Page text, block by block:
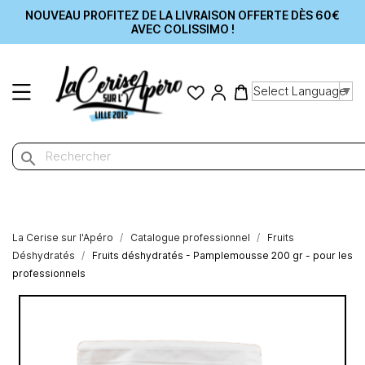
NOUVEAU PROFITEZ DE LA LIVRAISON OFFERTE DÈS 60€
AVEC COLISSIMO !
Select Language▼
search
La Cerise sur l'Apéro Catalogue professionnel
Fruits
Déshydratés
Fruits déshydratés - Pamplemousse 200 gr - pour les
professionnels